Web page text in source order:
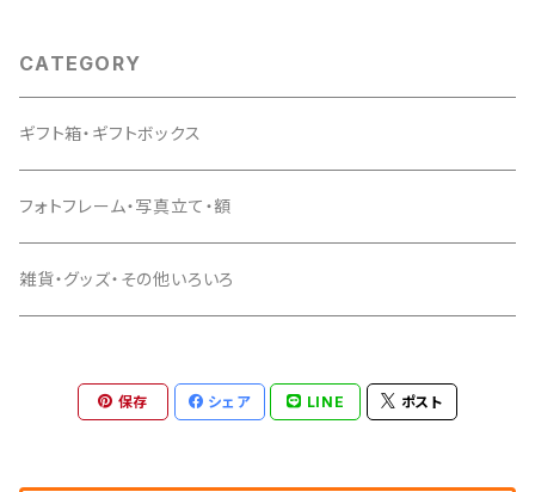
CATEGORY
ギフト箱・ギフトボックス
フォトフレーム・写真立て・額
雑貨・グッズ・その他いろいろ
保存 シェア LINE ポスト